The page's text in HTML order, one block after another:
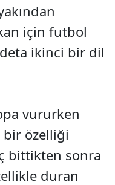
için futbol
ikinci bir dil
vururken
bir özelliği
bittikten sonra
duran